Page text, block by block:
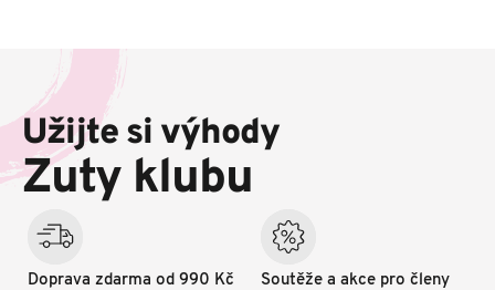
a
í
Užijte si výhody
Zuty klubu
Doprava zdarma od 990 Kč Soutěže a akce pro členy